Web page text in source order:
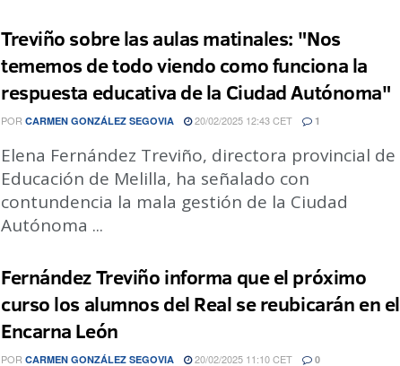
Treviño sobre las aulas matinales: "Nos
tememos de todo viendo como funciona la
respuesta educativa de la Ciudad Autónoma"
POR CARMEN GONZÁLEZ SEGOVIA 20/02/2025 12:43 CET 1
Elena Fernández Treviño, directora provincial de
Educación de Melilla, ha señalado con
contundencia la mala gestión de la Ciudad
Autónoma ...
Fernández Treviño informa que el próximo
curso los alumnos del Real se reubicarán en el
Encarna León
POR CARMEN GONZÁLEZ SEGOVIA 20/02/2025 11:10 CET 0